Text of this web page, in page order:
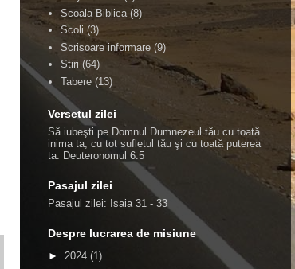
Scoala Biblica (8)
Scoli (3)
Scrisoare informare (9)
Stiri (64)
Tabere (13)
Versetul zilei
Să iubeşti pe Domnul Dumnezeul tău cu toată
inima ta, cu tot sufletul tău şi cu toată puterea
ta.
Deuteronomul 6:5
Pasajul zilei
Pasajul zilei: Isaia 31 - 33
Despre lucrarea de misiune
► 2024 (1)